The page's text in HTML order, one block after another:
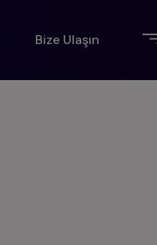
Bize Ulaşın